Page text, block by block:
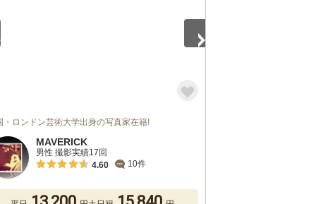
・ロンドン芸術大学出身の写真家在籍!
MAVERICK
男性 撮影実績17回
4.60
10件